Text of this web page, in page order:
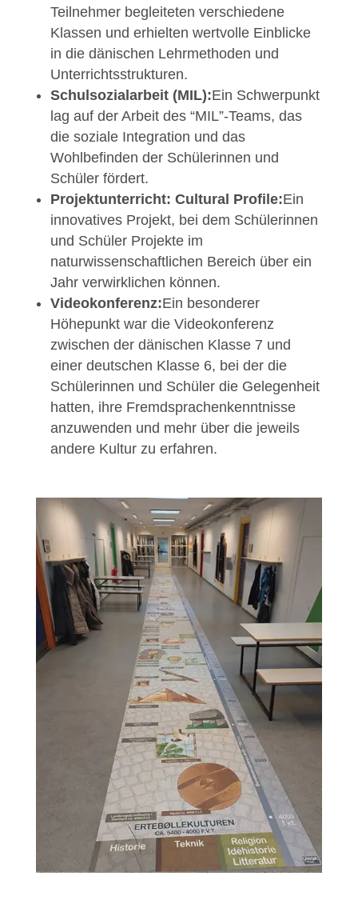
Teilnehmer begleiteten verschiedene
Klassen und erhielten wertvolle Einblicke
in die dänischen Lehrmethoden und
Unterrichtsstrukturen.
Schulsozialarbeit (MIL):Ein Schwerpunkt
lag auf der Arbeit des “MIL”-Teams, das
die soziale Integration und das
Wohlbefinden der Schülerinnen und
Schüler fördert.
Projektunterricht: Cultural Profile:Ein
innovatives Projekt, bei dem Schülerinnen
und Schüler Projekte im
naturwissenschaftlichen Bereich über ein
Jahr verwirklichen können.
Videokonferenz:Ein besonderer
Höhepunkt war die Videokonferenz
zwischen der dänischen Klasse 7 und
einer deutschen Klasse 6, bei der die
Schülerinnen und Schüler die Gelegenheit
hatten, ihre Fremdsprachenkenntnisse
anzuwenden und mehr über die jeweils
andere Kultur zu erfahren.